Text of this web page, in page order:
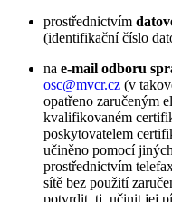
prostřednictvím
(identifikační číslo
na e-mail odboru
osc@mvcr.cz (v
opatřeno zaručeným
kvalifikovaném
poskytovatelem
učiněno pomocí
prostřednictvím
sítě bez použití
potvrdit, tj. učinit jej